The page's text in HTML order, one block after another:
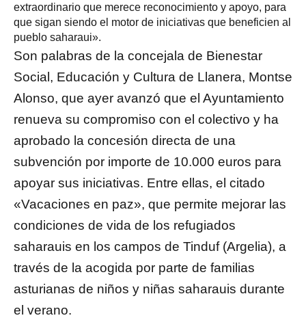
extraordinario que merece reconocimiento y apoyo, para
que sigan siendo el motor de iniciativas que beneficien al
pueblo saharaui».
Son palabras de la concejala de Bienestar
Social, Educación y Cultura de Llanera, Montse
Alonso, que ayer avanzó que el Ayuntamiento
renueva su compromiso con el colectivo y ha
aprobado la concesión directa de una
subvención por importe de 10.000 euros para
apoyar sus iniciativas. Entre ellas, el citado
«Vacaciones en paz», que permite mejorar las
condiciones de vida de los refugiados
saharauis en los campos de Tinduf (Argelia), a
través de la acogida por parte de familias
asturianas de niños y niñas saharauis durante
el verano.